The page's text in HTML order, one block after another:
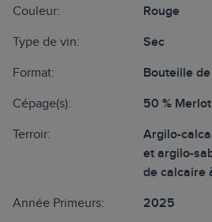
Couleur: Rouge
Type de vin: Sec
Format: Bouteille
Cépage(s): 50 %
Terroir:
Argilo-
et argilo-
de calcaire
Année Primeurs: 2025